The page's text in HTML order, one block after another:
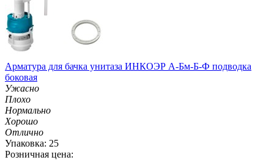
Арматура для бачка унитаза ИНКОЭР А-Бм-Б-Ф подводка
боковая
Ужасно
Плохо
Нормально
Хорошо
Отлично
Упаковка: 25
Розничная цена: